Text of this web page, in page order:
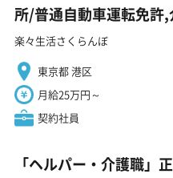
所/普通自動車運転免許
楽々生活さくらんぼ
東京都 港区
月給25万円～
契約社員
「ヘルパー・介護職」